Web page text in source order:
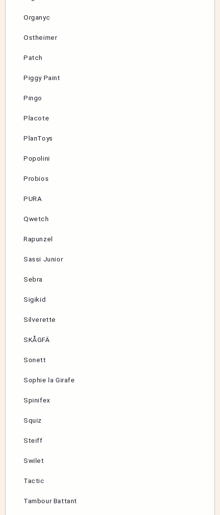
Organyc
Ostheimer
Patch
Piggy Paint
Pingo
Placote
PlanToys
Popolini
Probios
PURA
Qwetch
Rapunzel
Sassi Junior
Sebra
Sigikid
Silverette
SKÅGFÄ
Sonett
Sophie la Girafe
Spinifex
Squiz
Steiff
Swilet
Tactic
Tambour Battant